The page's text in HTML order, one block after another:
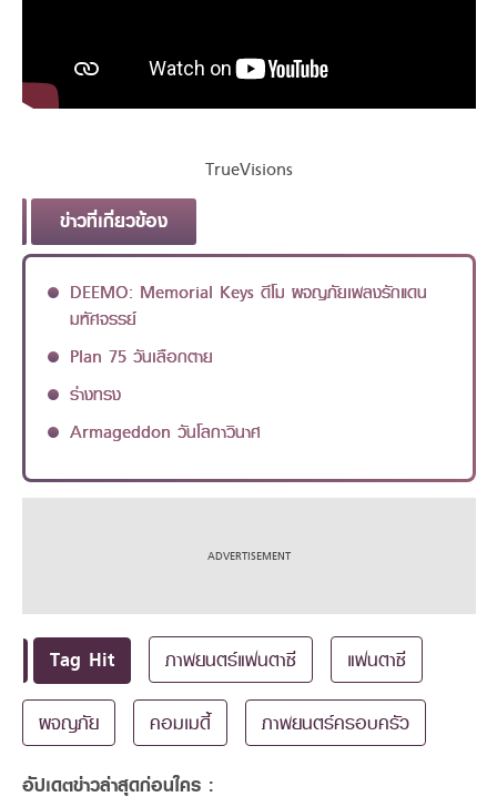
TrueVisions
ข่าวที่เกี่ยวข้อง
DEEMO: Memorial Keys ดีโม ผจญภัยเพลงรักแดน
มหัศจรรย์
Plan 75 วันเลือกตาย
ร่างทรง
Armageddon วันโลกาวินาศ
Tag Hit ภาพยนตร์แฟนตาซี แฟนตาซี
ผจญภัย คอมเมดี้ ภาพยนตร์ครอบครัว
อัปเดตข่าวล่าสุดก่อนใคร :